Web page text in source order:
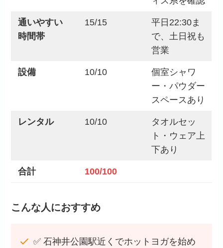
通いやすい
時間帯
15/15
平日22:30ま
で、土日祝も
営業
設備 10/10
個室シャワ
ー・パウダー
スペースあり
レンタル 10/10
タオルセッ
ト・ウェア上
下あり
合計 100/100
こんな人におすすめ
✅ 石神井公園駅近くでホットヨガを始め